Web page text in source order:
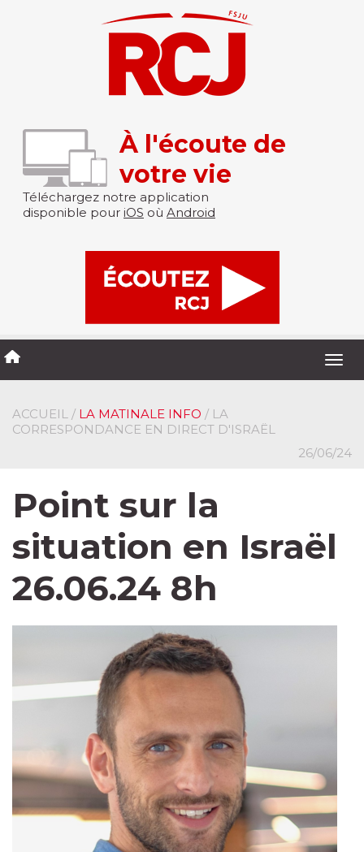
À l'écoute de
votre vie
Téléchargez notre application
disponible pour iOS où Android
ACCUEIL / LA MATINALE INFO / LA
CORRESPONDANCE EN DIRECT D'ISRAËL
26/06/24
Point sur la
situation en Israël
26.06.24 8h